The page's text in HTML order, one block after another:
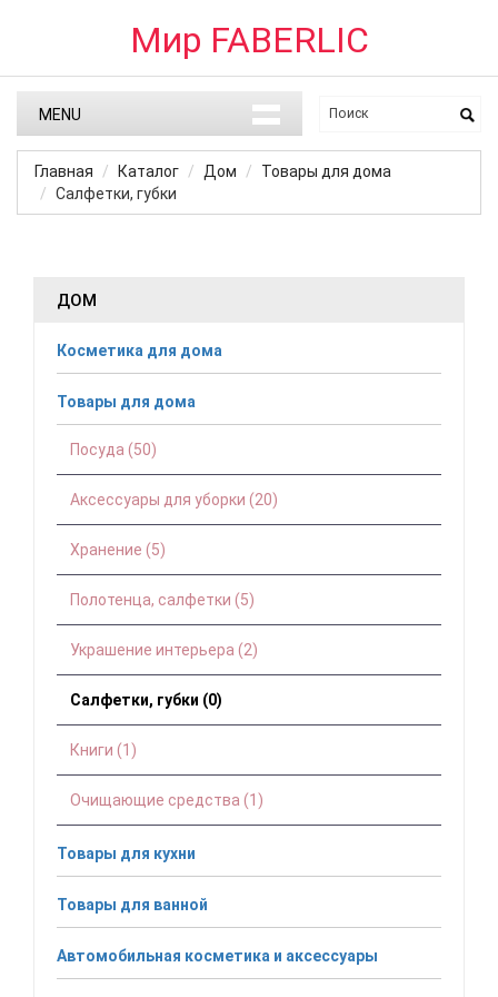
Мир FABERLIC
MENU
Главная Каталог Дом
Товары для дома
Салфетки, губки
ДОМ
Косметика для дома
Товары для дома
Посуда (50)
Аксессуары для уборки (20)
Хранение (5)
Полотенца, салфетки (5)
Украшение интерьера (2)
Салфетки, губки (0)
Книги (1)
Очищающие средства (1)
Товары для кухни
Товары для ванной
Автомобильная косметика и аксессуары